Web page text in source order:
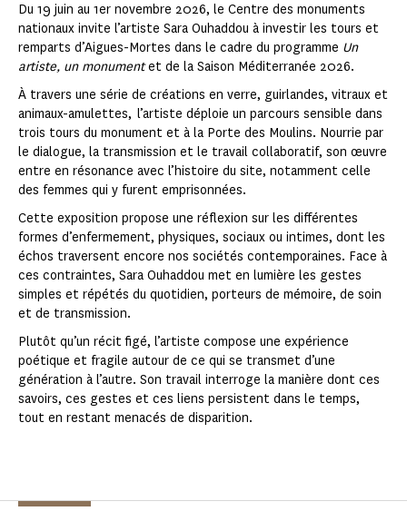
Du 19 juin au 1er novembre 2026, le Centre des monuments
nationaux invite l’artiste Sara Ouhaddou à investir les tours et
remparts d’Aigues-Mortes dans le cadre du programme Un
artiste, un monumentet de la Saison Méditerranée 2026.
À travers une série de créations en verre, guirlandes, vitraux et
animaux-amulettes, l’artiste déploie un parcours sensible dans
trois tours du monument et à la Porte des Moulins. Nourrie par
le dialogue, la transmission et le travail collaboratif, son œuvre
entre en résonance avec l’histoire du site, notamment celle
des femmes qui y furent emprisonnées.
Cette exposition propose une réflexion sur les différentes
formes d’enfermement, physiques, sociaux ou intimes, dont les
échos traversent encore nos sociétés contemporaines. Face à
ces contraintes, Sara Ouhaddou met en lumière les gestes
simples et répétés du quotidien, porteurs de mémoire, de soin
et de transmission.
Plutôt qu’un récit figé, l’artiste compose une expérience
poétique et fragile autour de ce qui se transmet d’une
génération à l’autre. Son travail interroge la manière dont ces
savoirs, ces gestes et ces liens persistent dans le temps,
tout en restant menacés de disparition.